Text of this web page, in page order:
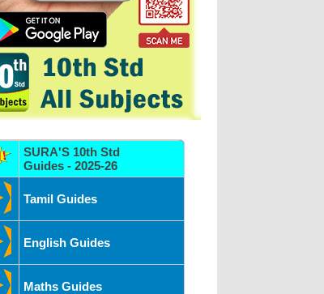
SURA'S 10th Std
Guides - 2025-26
Tamil Guides
English Guides
Maths Guides